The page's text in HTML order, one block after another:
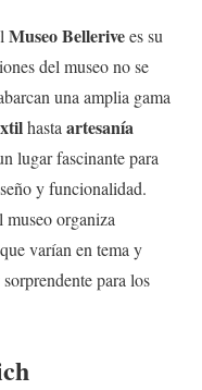
Museo Bellerivees su
del museo no se
una amplia gama
hasta artesanía
lugar fascinante para
y funcionalidad.
museo organiza
varían en tema y
para los